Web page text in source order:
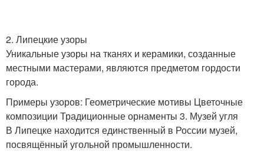
2. Липецкие узоры
Уникальные узоры на тканях и керамики, созданные
местными мастерами, являются предметом гордости
города.
Примеры узоров: Геометрические мотивы Цветочные
композиции Традиционные орнаменты 3. Музей угля
В Липецке находится единственный в России музей,
посвящённый угольной промышленности.